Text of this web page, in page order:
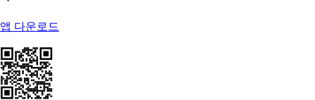
앱 다운로드